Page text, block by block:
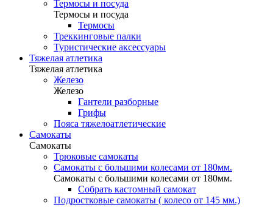
Термосы и посуда
Термосы и посуда
Термосы
Треккинговые палки
Туристические аксессуары
Тяжелая атлетика
Тяжелая атлетика
Железо
Железо
Гантели разборные
Грифы
Пояса тяжелоатлетические
Самокаты
Самокаты
Трюковые самокаты
Самокаты с большими колесами от 180мм.
Самокаты с большими колесами от 180мм.
Собрать кастомный самокат
Подростковые самокаты ( колесо от 145 мм.)